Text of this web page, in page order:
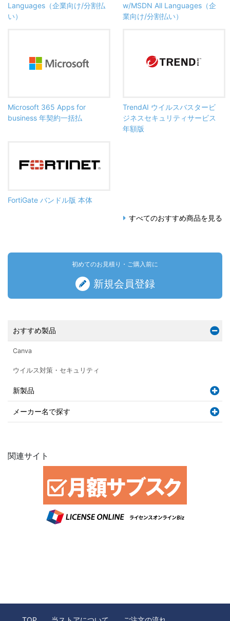
Languages（企業向け/分割払
い）
w/MSDN All Languages（企
業向け/分割払い）
Microsoft 365 Apps for
business 年契約一括払
TrendAI ウイルスバスタービ
ジネスセキュリティサービス
年額版
FortiGate バンドル版 本体
すべてのおすすめ商品を見る
初めてのお見積り・ご購入前に
新規会員登録
おすすめ製品
Canva
ウイルス対策・セキュリティ
新製品
メーカー名で探す
関連サイト